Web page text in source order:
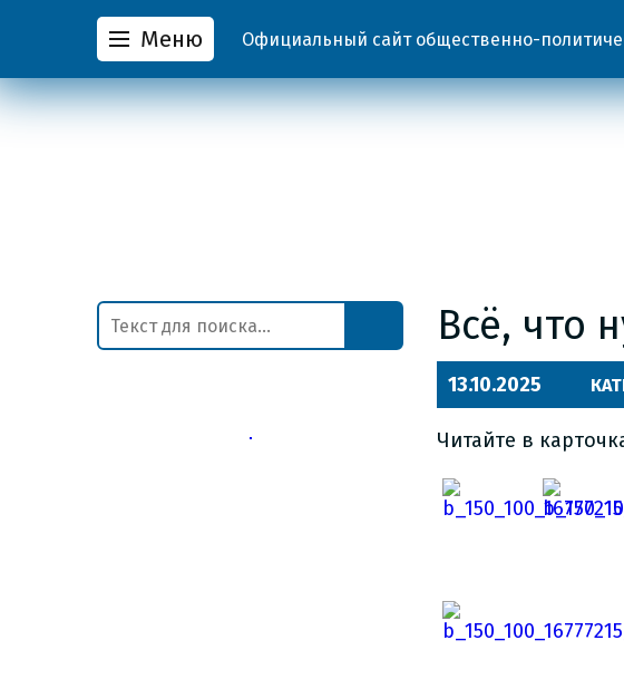
Меню Официальный сайт общественно-
Всё, что
13.10.2025
Читайте в